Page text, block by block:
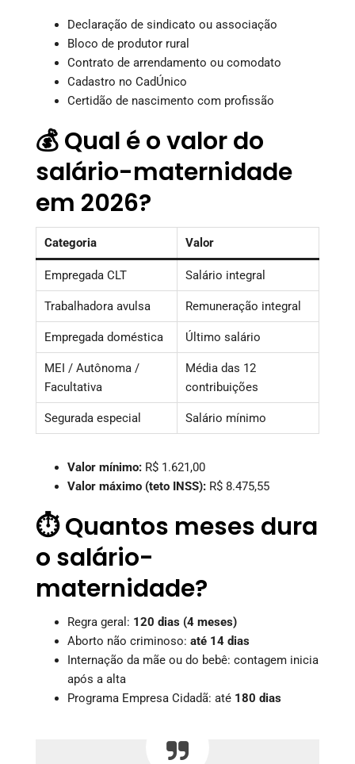
Declaração de sindicato ou associação
Bloco de produtor rural
Contrato de arrendamento ou comodato
Cadastro no CadÚnico
Certidão de nascimento com profissão
💰 Qual é o valor do
salário-maternidade
em 2026?
Categoria Valor
Empregada CLT Salário integral
Trabalhadora avulsa Remuneração integral
Empregada doméstica Último salário
MEI / Autônoma /
Facultativa
Média das 12
contribuições
Segurada especial Salário mínimo
Valor mínimo: R$ 1.621,00
Valor máximo (teto INSS): R$ 8.475,55
⏱️ Quantos meses dura
o salário-
maternidade?
Regra geral: 120 dias (4 meses)
Aborto não criminoso: até 14 dias
Internação da mãe ou do bebê: contagem inicia
após a alta
Programa Empresa Cidadã: até 180 dias